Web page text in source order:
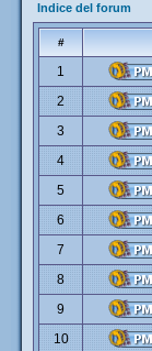
Indice del forum
#
1
2
3
4
5
6
7
8
9
10